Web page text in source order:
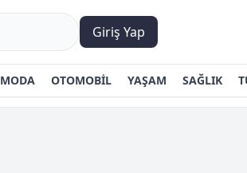
Giriş Yap
MODA OTOMOBİL YAŞAM SAĞLIK